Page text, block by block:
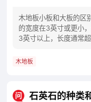
木地板小板和大板的区
的宽度在3英寸或更小
3英寸以上，长度通常
木地板
问 石英石的种类